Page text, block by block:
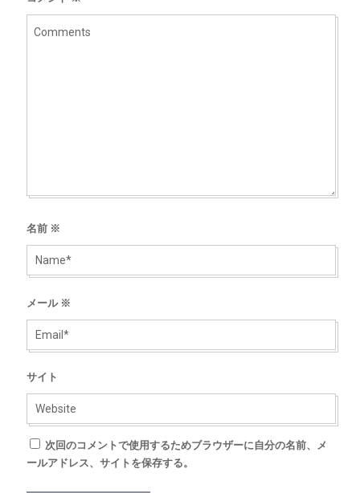
名前 ※
メール ※
サイト
次回のコメントで使用するためブラウザーに自分の名前、メ
ールアドレス、サイトを保存する。